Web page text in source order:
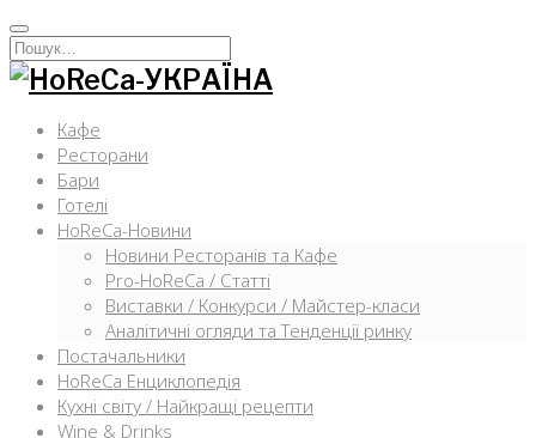
Перейти
к
содержимому
Искать:
Кафе
Ресторани
Бари
Готелі
HoReCa-Новини
Новини Ресторанів та Кафе
Pro-HoReCa / Статті
Виставки / Конкурси / Майстер-класи
Аналітичні огляди та Тенденції ринку
Постачальники
HoReCa Енциклопедія
Кухні світу / Найкращі рецепти
Wine & Drinks